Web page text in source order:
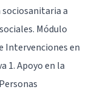
a
Módulo
Intervenciones en
1. Apoyo en la